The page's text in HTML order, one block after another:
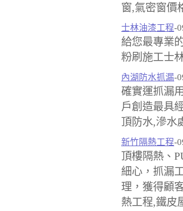
窗,氣密窗價
士林油漆工程-
給您最專業
粉刷施工士
內湖防水抓漏-
確實運抓漏
戶創造最具
頂防水,滲水
新竹隔熱工程-
頂樓隔熱、
細心，抓漏
理，獲得顧
熱工程,鐵皮